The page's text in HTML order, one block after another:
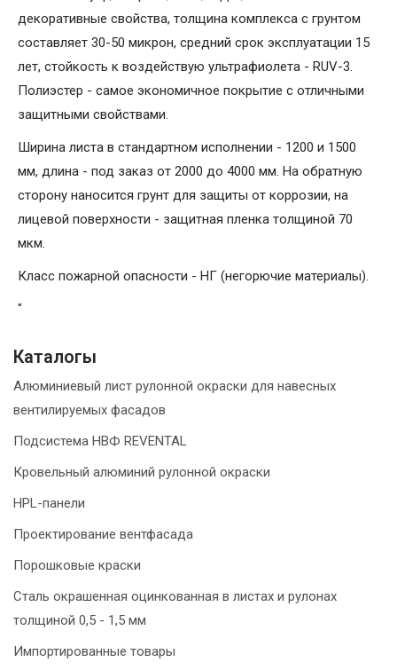
декоративные свойства, толщина комплекса с грунтом
составляет 30-50 микрон, средний срок эксплуатации 15
лет, стойкость к воздействую ультрафиолета - RUV-3.
Полиэстер - самое экономичное покрытие с отличными
защитными свойствами.
Ширина листа в стандартном исполнении - 1200 и 1500
мм, длина - под заказ от 2000 до 4000 мм. На обратную
сторону наносится грунт для защиты от коррозии, на
лицевой поверхности - защитная пленка толщиной 70
мкм.
Класс пожарной опасности - НГ (негорючие материалы).
"
Каталогы
Алюминиевый лист рулонной окраски для навесных
вентилируемых фасадов
Подсистема НВФ REVENTAL
Кровельный алюминий рулонной окраски
HPL-панели
Проектирование вентфасада
Порошковые краски
Сталь окрашенная оцинкованная в листах и рулонах
толщиной 0,5 - 1,5 мм
Импортированные товары